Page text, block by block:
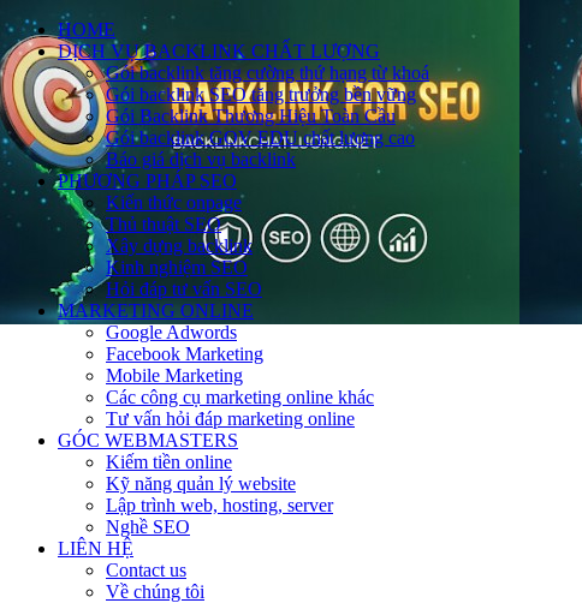
HOME
DỊCH VỤ BACKLINK CHẤT LƯỢNG
Gói backlink tăng cường thứ hạng từ khoá
Gói backlink SEO tăng trưởng bền vững
Gói Backlink Thương Hiệu Toàn Cầu
Gói backlink GOV EDU chất lượng cao
Báo giá dịch vụ backlink
PHƯƠNG PHÁP SEO
Kiến thức onpage
Thủ thuật SEO
Xây dựng backlink
Kinh nghiệm SEO
Hỏi đáp tư vấn SEO
MARKETING ONLINE
Google Adwords
Facebook Marketing
Mobile Marketing
Các công cụ marketing online khác
Tư vấn hỏi đáp marketing online
GÓC WEBMASTERS
Kiếm tiền online
Kỹ năng quản lý website
Lập trình web, hosting, server
Nghề SEO
LIÊN HỆ
Contact us
Về chúng tôi